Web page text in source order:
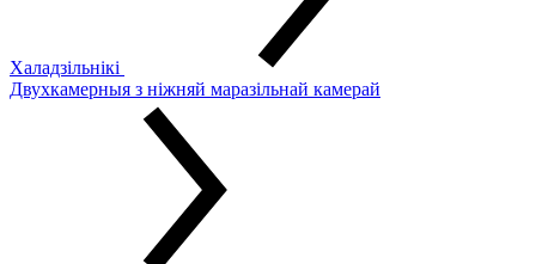
Халадзільнікі
Двухкамерныя з ніжняй маразільнай камерай